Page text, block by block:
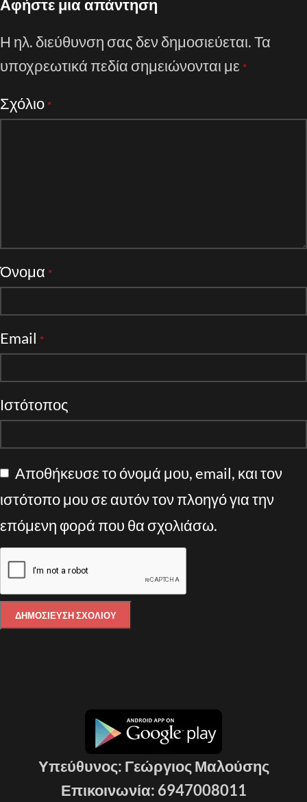
Αφήστε μια απάντηση
Η ηλ. διεύθυνση σας δεν δημοσιεύεται.Τα
υποχρεωτικά πεδία σημειώνονται με *
Σχόλιο *
Όνομα *
Email *
Ιστότοπος
Αποθήκευσε το όνομά μου, email, και τον
ιστότοπο μου σε αυτόν τον πλοηγό για την
επόμενη φορά που θα σχολιάσω.
Υπεύθυνος: Γεώργιος Μαλούσης
Επικοινωνία: 6947008011